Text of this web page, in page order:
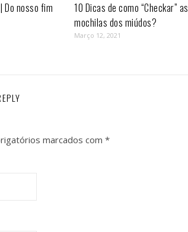
Do nosso fim
10 Dicas de como “Checkar” as
mochilas dos miúdos?
Março 12, 2021
marcados com *